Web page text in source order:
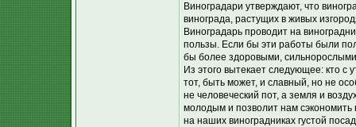
Виноградари утверждают, что
винограда, растущих в живых
Виноградарь проводит на
пользы. Если бы эти работы были
бы более здоровыми,
Из этого вытекает следующее: кто с
тот, быть может, и славный, но не
не человеческий пот, а земля и
молодым и позволит нам
на наших виноградниках густой